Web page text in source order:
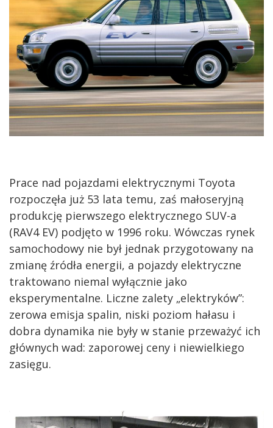
Prace nad pojazdami elektrycznymi Toyota
rozpoczęła już 53 lata temu, zaś małoseryjną
produkcję pierwszego elektrycznego SUV-a
(RAV4 EV) podjęto w 1996 roku. Wówczas rynek
samochodowy nie był jednak przygotowany na
zmianę źródła energii, a pojazdy elektryczne
traktowano niemal wyłącznie jako
eksperymentalne. Liczne zalety „elektryków”:
zerowa emisja spalin, niski poziom hałasu i
dobra dynamika nie były w stanie przeważyć ich
głównych wad: zaporowej ceny i niewielkiego
zasięgu.